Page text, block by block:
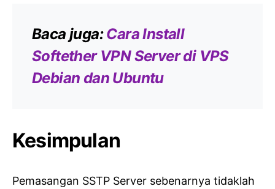
Baca juga:Cara Install
Softether VPN Server di VPS
Debian dan Ubuntu
Kesimpulan
Pemasangan SSTP Server sebenarnya tidaklah